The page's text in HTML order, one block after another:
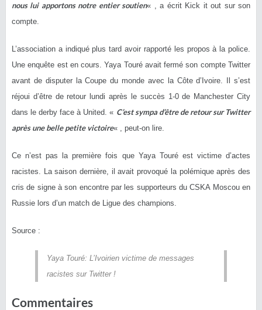
nous lui apportons notre entier soutien« , a écrit Kick it out sur son
compte.
L’association a indiqué plus tard avoir rapporté les propos à la police.
Une enquête est en cours. Yaya Touré avait fermé son compte Twitter
avant de disputer la Coupe du monde avec la Côte d’Ivoire. Il s’est
réjoui d’être de retour lundi après le succès 1-0 de Manchester City
dans le derby face à United. « C’est sympa d’être de retour sur Twitter
après une belle petite victoire« , peut-on lire.
Ce n’est pas la première fois que Yaya Touré est victime d’actes
racistes. La saison dernière, il avait provoqué la polémique après des
cris de signe à son encontre par les supporteurs du CSKA Moscou en
Russie lors d’un match de Ligue des champions.
Source :
Yaya Touré: L’Ivoirien victime de messages
racistes sur Twitter !
Commentaires